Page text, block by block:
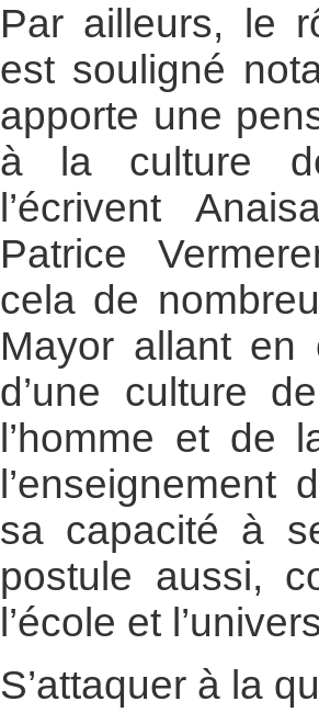
Par ailleurs, le
est souligné
apporte une
à la culture
l’écrivent
Patrice
cela de
Mayor allant
d’une culture
l’homme et de
sa capacité à
postule aussi,
l’école et
S’attaquer à la